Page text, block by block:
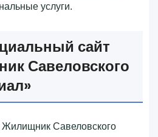
услуги.
сайт
Савеловского
Савеловского